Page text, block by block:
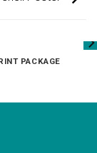
PACKAGE